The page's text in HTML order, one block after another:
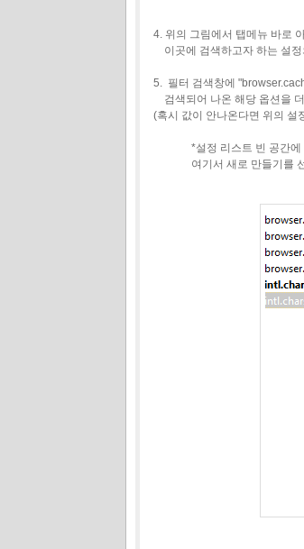
4. 위의 그림에서 탭메뉴 바로
이곳에 검색하고자 하는 설정
5. 필터 검색창에
검색되어 나온 해당 옵션을
(혹시 값이 안나온다면 위의 설
*설정 리스트 빈 공간에 마
여기서 새로 만들기를 선